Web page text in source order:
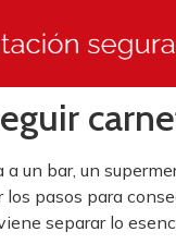
un bar, un
pasos para
separar lo